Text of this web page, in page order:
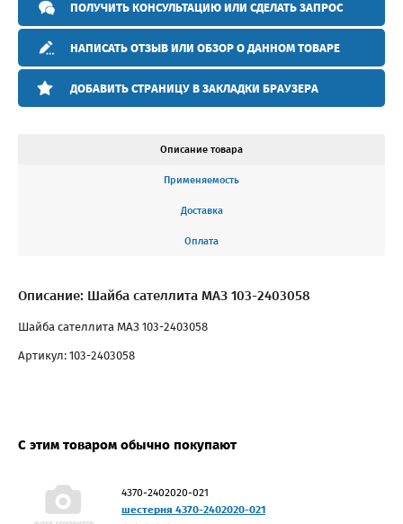
ПОЛУЧИТЬ КОНСУЛЬТАЦИЮ ИЛИ СДЕЛАТЬ ЗАПРОС
НАПИСАТЬ ОТЗЫВ ИЛИ ОБЗОР О ДАННОМ ТОВАРЕ
ДОБАВИТЬ СТРАНИЦУ В ЗАКЛАДКИ БРАУЗЕРА
Описание товара
Применяемость
Доставка
Оплата
Описание: Шайба сателлита МАЗ 103-2403058
Шайба сателлита МАЗ 103-2403058
Артикул: 103-2403058
С этим товаром обычно покупают
4370-2402020-021
шестерня 4370-2402020-021